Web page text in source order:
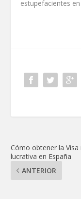
estupefacientes
Cómo obtener la Visa
lucrativa en España
ANTERIOR